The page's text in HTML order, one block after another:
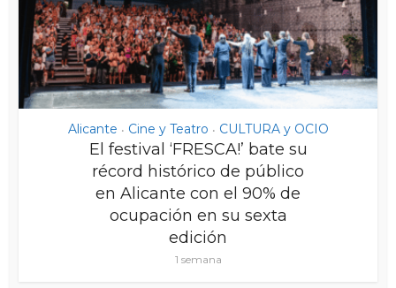
Alicante • Cine y Teatro • CULTURA y OCIO
El festival ‘FRESCA!’ bate su
récord histórico de público
en Alicante con el 90% de
ocupación en su sexta
edición
1 semana